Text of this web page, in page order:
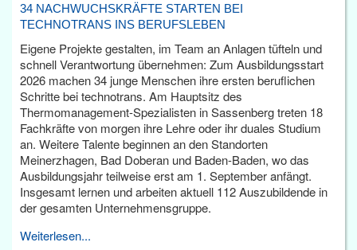
34 NACHWUCHSKRÄFTE STARTEN BEI
TECHNOTRANS INS BERUFSLEBEN
Eigene Projekte gestalten, im Team an Anlagen tüfteln und
schnell Verantwortung übernehmen: Zum Ausbildungsstart
2026 machen 34 junge Menschen ihre ersten beruflichen
Schritte bei technotrans. Am Hauptsitz des
Thermomanagement-Spezialisten in Sassenberg treten 18
Fachkräfte von morgen ihre Lehre oder ihr duales Studium
an. Weitere Talente beginnen an den Standorten
Meinerzhagen, Bad Doberan und Baden-Baden, wo das
Ausbildungsjahr teilweise erst am 1. September anfängt.
Insgesamt lernen und arbeiten aktuell 112 Auszubildende in
der gesamten Unternehmensgruppe.
Weiterlesen...